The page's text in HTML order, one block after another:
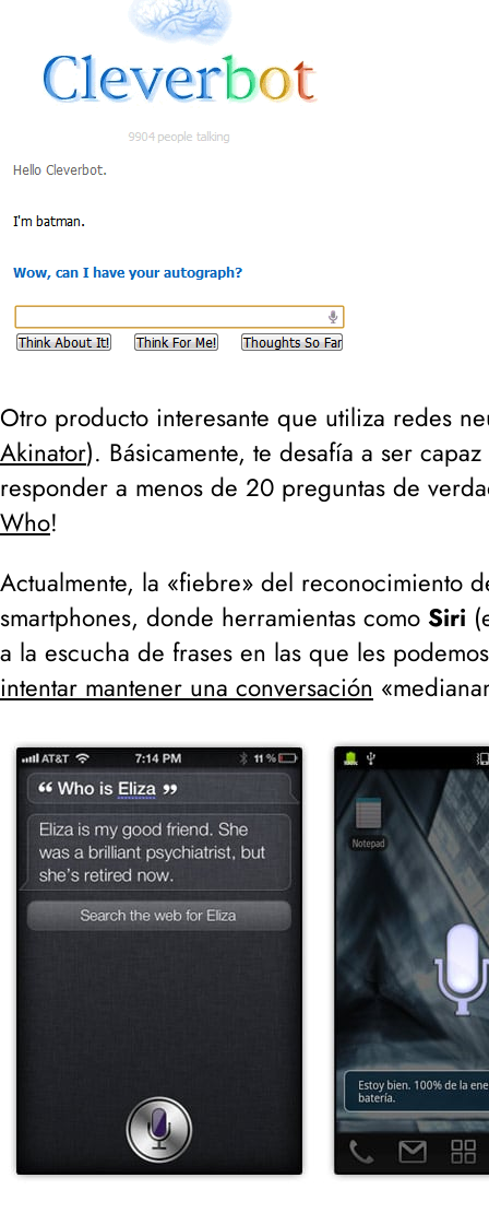
Otro producto interesante que utiliza redes
Akinator). Básicamente, te desafía a ser
responder a menos de 20 preguntas de
Who!
Actualmente, la «fiebre» del reconocimiento
smartphones, donde herramientas como Siri (
a la escucha de frases en las que les
intentar mantener una conversación